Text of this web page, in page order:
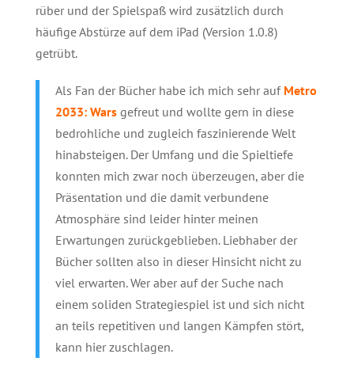
rüber und der Spielspaß wird zusätzlich durch
häuﬁge Abstürze auf dem iPad (Version 1.0.8)
getrübt.
Als Fan der Bücher habe ich mich sehr auf Metro
2033: Warsgefreut und wollte gern in diese
bedrohliche und zugleich faszinierende Welt
hinabsteigen. Der Umfang und die Spieltiefe
konnten mich zwar noch überzeugen, aber die
Präsentation und die damit verbundene
Atmosphäre sind leider hinter meinen
Erwartungen zurückgeblieben. Liebhaber der
Bücher sollten also in dieser Hinsicht nicht zu
viel erwarten. Wer aber auf der Suche nach
einem soliden Strategiespiel ist und sich nicht
an teils repetitiven und langen Kämpfen stört,
kann hier zuschlagen.